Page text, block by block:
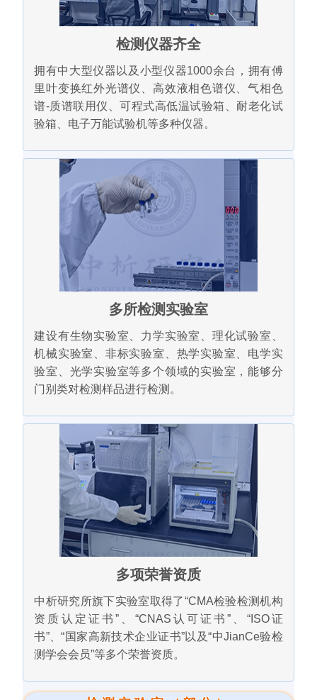
检测仪器齐全
拥有中大型仪器以及小型仪器1000余台，拥有傅
里叶变换红外光谱仪、高效液相色谱仪、气相色
谱-质谱联用仪、可程式高低温试验箱、耐老化试
验箱、电子万能试验机等多种仪器。
多所检测实验室
建设有生物实验室、力学实验室、理化试验室、
机械实验室、非标实验室、热学实验室、电学实
验室、光学实验室等多个领域的实验室，能够分
门别类对检测样品进行检测。
多项荣誉资质
中析研究所旗下实验室取得了“CMA检验检测机构
资质认定证书”、“CNAS认可证书”、“ISO证
书”、“国家高新技术企业证书”以及“中JianCe验检
测学会会员”等多个荣誉资质。